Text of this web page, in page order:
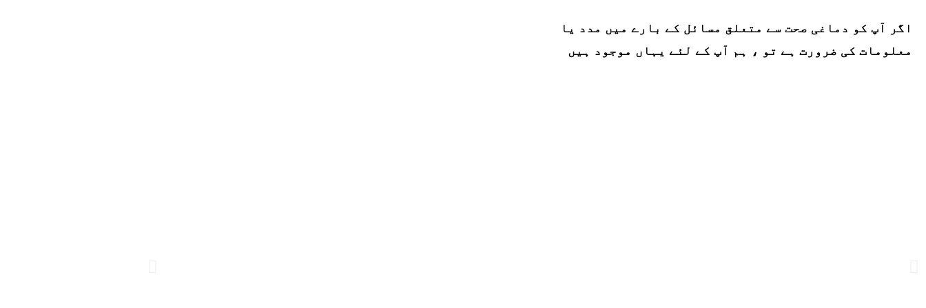
اگر آپ کو دماغی صحت سے متعلق مسائل کے بارے میں مدد یا
معلومات کی ضرورت ہے تو ، ہم آپ کے لئے یہاں موجود ہیں